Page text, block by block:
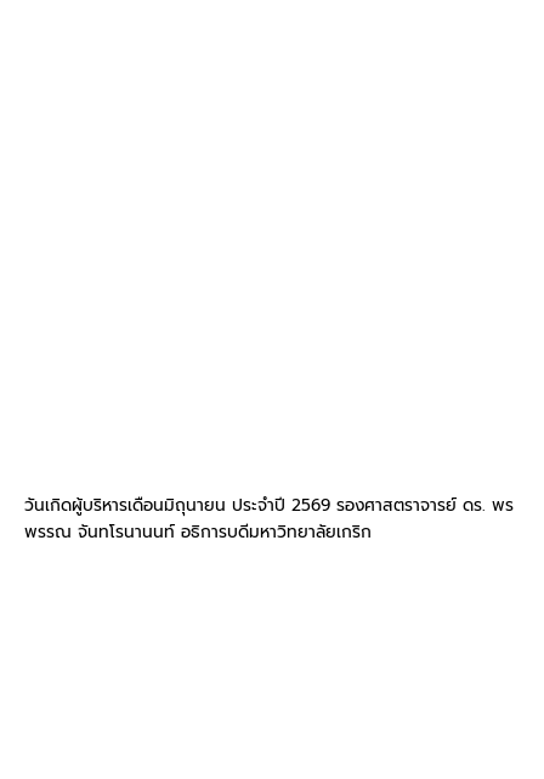
วันเกิดผู้บริหารเดือนมิถุนายน ประจำปี 2569 รองศาสตราจารย์ ดร. พร
พรรณ จันทโรนานนท์ อธิการบดีมหาวิทยาลัยเกริก